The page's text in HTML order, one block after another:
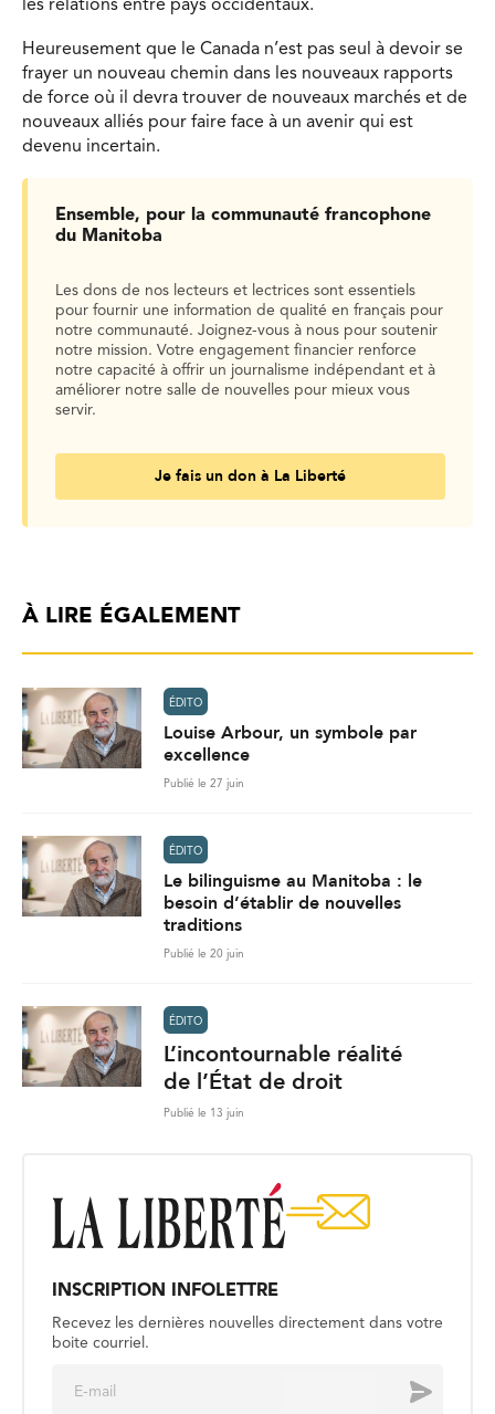
les relations entre pays occidentaux.
Heureusement que le Canada n’est pas seul à devoir se
frayer un nouveau chemin dans les nouveaux rapports
de force où il devra trouver de nouveaux marchés et de
nouveaux alliés pour faire face à un avenir qui est
devenu incertain.
Ensemble, pour la communauté francophone
du Manitoba
Les dons de nos lecteurs et lectrices sont essentiels
pour fournir une information de qualité en français pour
notre communauté. Joignez-vous à nous pour soutenir
notre mission. Votre engagement financier renforce
notre capacité à offrir un journalisme indépendant et à
améliorer notre salle de nouvelles pour mieux vous
servir.
Je fais un don à La Liberté
À LIRE ÉGALEMENT
ÉDITO
Louise Arbour, un symbole par
excellence
Publié le 27 juin
ÉDITO
Le bilinguisme au Manitoba : le
besoin d’établir de nouvelles
traditions
Publié le 20 juin
ÉDITO
L’incontournable réalité
de l’État de droit
Publié le 13 juin
INSCRIPTION INFOLETTRE
Recevez les dernières nouvelles directement dans votre
boite courriel.
Envoyer